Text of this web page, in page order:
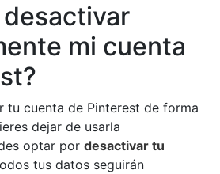
desactivar
mi cuenta
tu cuenta de Pinterest de forma
dejar de usarla
optar por desactivar tu
tus datos seguirán